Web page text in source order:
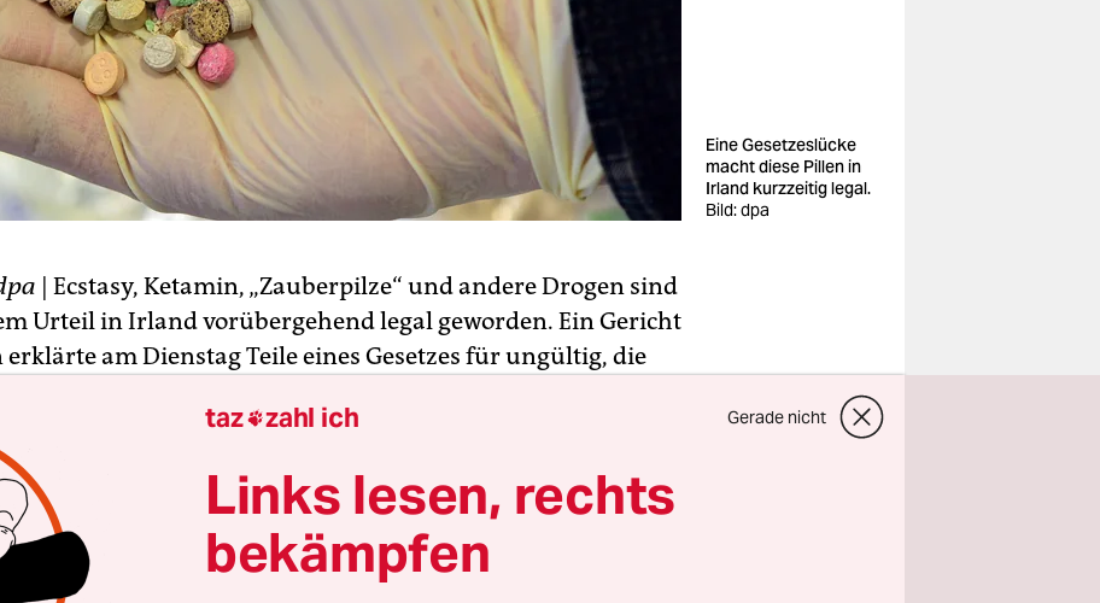
Eine Gesetzeslücke
macht diese Pillen in
Irland kurzzeitig legal.
Bild: dpa
| Ecstasy, Ketamin, „Zauberpilze“ und andere Drogen sind
Urteil in Irland vorübergehend legal geworden. Ein Gericht
am Dienstag Teile eines Gesetzes für ungültig, die
kam noch am Abend zusammen, um die entstandene
zu schließen. Die Gesetzesvorlage dafür sei schon
gewesen, teilte das Gesundheitsministerium in Dublin mit.
Verbot innerhalb von 24 Stunden wieder zu verankern.
taz zahl ich Gerade nicht
Links lesen, rechts
bekämpfen